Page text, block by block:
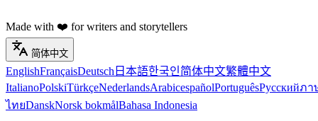
Made with ❤️ for writers and storytellers
简体中文
EnglishFrançaisDeutsch 日本語한국인简体中文繁體中文
ItalianoPolskiTürkçeNederlandsArabicespañolPortuguêsРусскийภา
ไทยDanskNorsk bokmålBahasa Indonesia